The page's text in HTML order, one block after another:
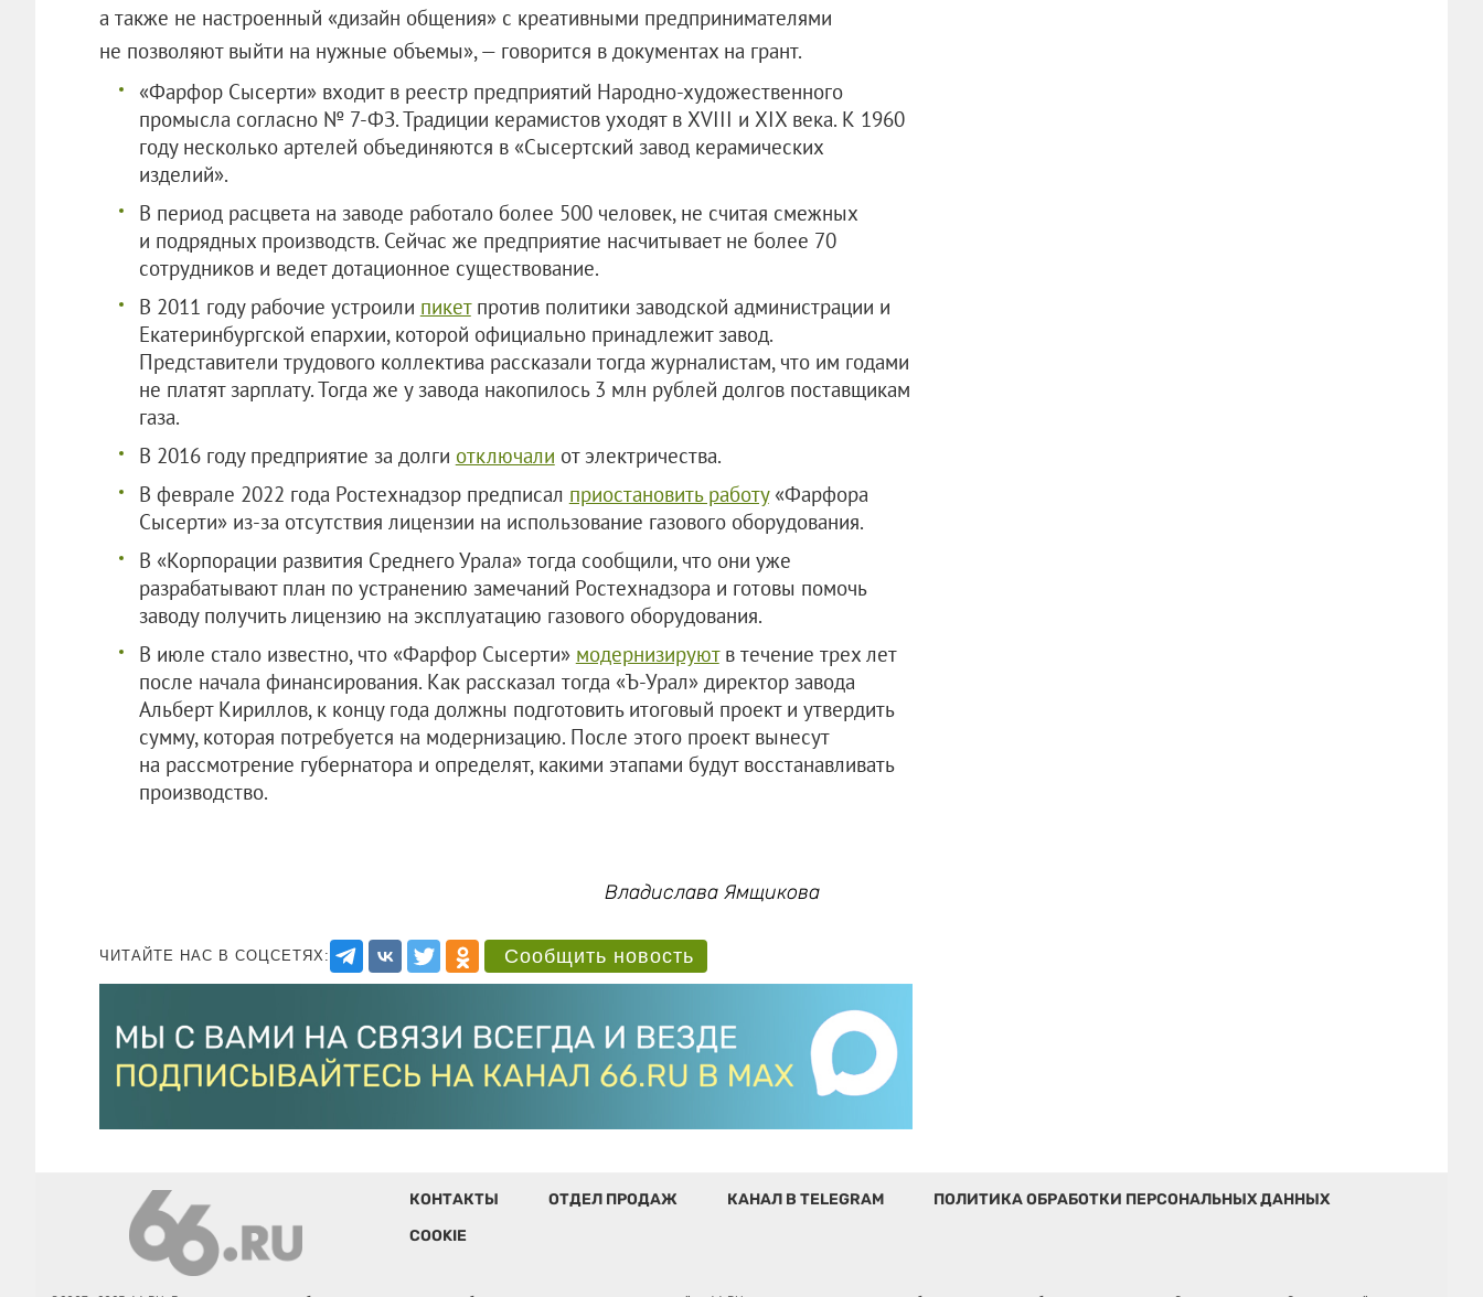
а также не настроенный «дизайн общения» с креативными предпринимателями
не позволяют выйти на нужные объемы», — говорится в документах на грант.
«Фарфор Сысерти» входит в реестр предприятий Народно-художественного
промысла согласно № 7-ФЗ. Традиции керамистов уходят в XVIII и XIX века. К 1960
году несколько артелей объединяются в «Сысертский завод керамических
изделий».
В период расцвета на заводе работало более 500 человек, не считая смежных
и подрядных производств. Сейчас же предприятие насчитывает не более 70
сотрудников и ведет дотационное существование.
В 2011 году рабочие устроили пикетпротив политики заводской администрации и
Екатеринбургской епархии, которой официально принадлежит завод.
Представители трудового коллектива рассказали тогда журналистам, что им годами
не платят зарплату. Тогда же у завода накопилось 3 млн рублей долгов поставщикам
газа.
В 2016 году предприятие за долги отключали от электричества.
В феврале 2022 года Ростехнадзор предписал приостановить работу«Фарфора
Сысерти» из-за отсутствия лицензии на использование газового оборудования.
В «Корпорации развития Среднего Урала» тогда сообщили, что они уже
разрабатывают план по устранению замечаний Ростехнадзора и готовы помочь
заводу получить лицензию на эксплуатацию газового оборудования.
В июле стало известно, что «Фарфор Сысерти» модернизируютв течение трех лет
после начала финансирования. Как рассказал тогда «Ъ-Урал» директор завода
Альберт Кириллов, к концу года должны подготовить итоговый проект и утвердить
сумму, которая потребуется на модернизацию. После этого проект вынесут
на рассмотрение губернатора и определят, какими этапами будут восстанавливать
производство.
Владислава Ямщикова
ЧИТАЙТЕ НАС В СОЦСЕТЯХ: Сообщить новость
КОНТАКТЫ ОТДЕЛ ПРОДАЖ КАНАЛ В TELEGRAM
ПОЛИТИКА ОБРАБОТКИ ПЕРСОНАЛЬНЫХ ДАННЫХ
COOKIE